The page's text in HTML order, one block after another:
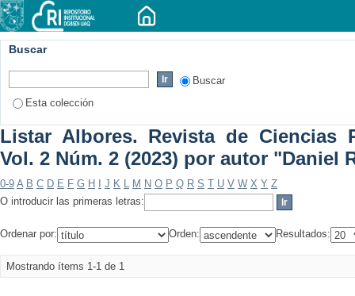
Buscar
Buscar
Esta colección
Listar Albores. Revista de Ciencias
Vol. 2 Núm. 2 (2023) por autor "Daniel
0-9 A B C D E F G H J K L M N O P Q R S T U V W X Y Z
O introducir las primeras letras:
Ordenar por: Orden: Resultados:
Mostrando ítems 1-1 de 1